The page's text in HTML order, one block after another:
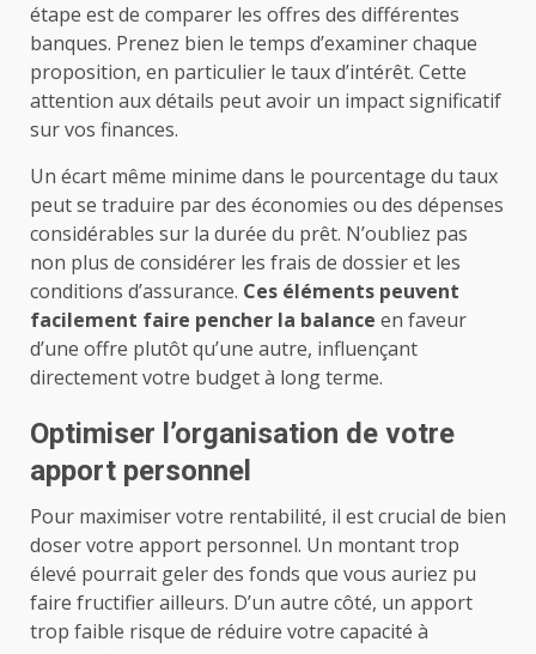
étape est de comparer les offres des différentes
banques. Prenez bien le temps d’examiner chaque
proposition, en particulier le taux d’intérêt. Cette
attention aux détails peut avoir un impact significatif
sur vos finances.
Un écart même minime dans le pourcentage du taux
peut se traduire par des économies ou des dépenses
considérables sur la durée du prêt. N’oubliez pas
non plus de considérer les frais de dossier et les
conditions d’assurance. Ces éléments peuvent
facilement faire pencher la balance en faveur
d’une offre plutôt qu’une autre, influençant
directement votre budget à long terme.
Optimiser l’organisation de votre
apport personnel
Pour maximiser votre rentabilité, il est crucial de bien
doser votre apport personnel. Un montant trop
élevé pourrait geler des fonds que vous auriez pu
faire fructifier ailleurs. D’un autre côté, un apport
trop faible risque de réduire votre capacité à